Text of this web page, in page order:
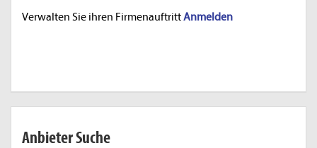
Verwalten Sie ihren FirmenauftrittAnmelden
Anbieter Suche